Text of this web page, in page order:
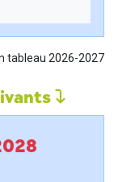
tableau 2026-2027